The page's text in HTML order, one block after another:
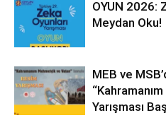
OYUN 2026:
Meydan Oku!
MEB ve
Yarışması